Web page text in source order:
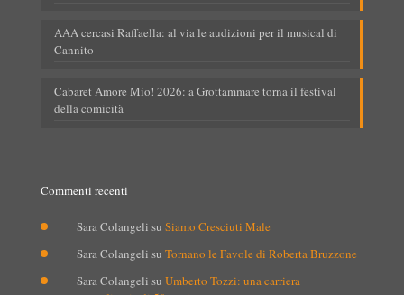
AAA cercasi Raffaella: al via le audizioni per il musical di
Cannito
Cabaret Amore Mio! 2026: a Grottammare torna il festival
della comicità
Commenti recenti
Sara Colangeli su Siamo Cresciuti Male
Sara Colangeli su Tornano le Favole di Roberta Bruzzone
Sara Colangeli su Umberto Tozzi: una carriera